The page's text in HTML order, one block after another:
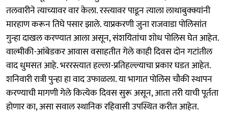
तलवारीने त्याच्यावर वार केला. रस्‍त्यावर पाडून त्याला लाथाबुक्क्यांनी
मारहाण करून तिघे पसार झाले. याप्रकरणी जुना राजवाडा पोलिसांत
गुन्हा दाखल करण्यात आला असून, संशयितांचा शोध पोलिस घेत आहेत.
वाल्मीकी-आंबेडकर आवास वसाहतीत गेले काही दिवस दोन गटांतील
वाद धुमसत आहे. भररस्त्यात हल्ला-प्रतिहल्ल्याचा प्रकार घडत आहेत.
शनिवारी रात्री पुन्हा हा वाद उफाळला. या भागात पोलिस चौकी स्थापन
करण्याची मागणी गेले कित्येक दिवस सुरू असून, आता तरी याची पूर्तता
होणार का, असा सवाल स्थानिक रहिवासी उपस्थित करीत आहेत.